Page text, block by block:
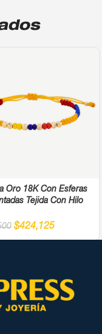
Oro 18K Con Esferas
Tejida Con Hilo
$424,125